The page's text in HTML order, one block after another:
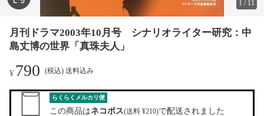
1 / 11
月刊ドラマ2003年10月号 シナリオライター研究：中
島丈博の世界「真珠夫人」
¥790 (税込) 送料込み
らくらくメルカリ便
この商品はネコポス(送料 ¥210)で配送されました